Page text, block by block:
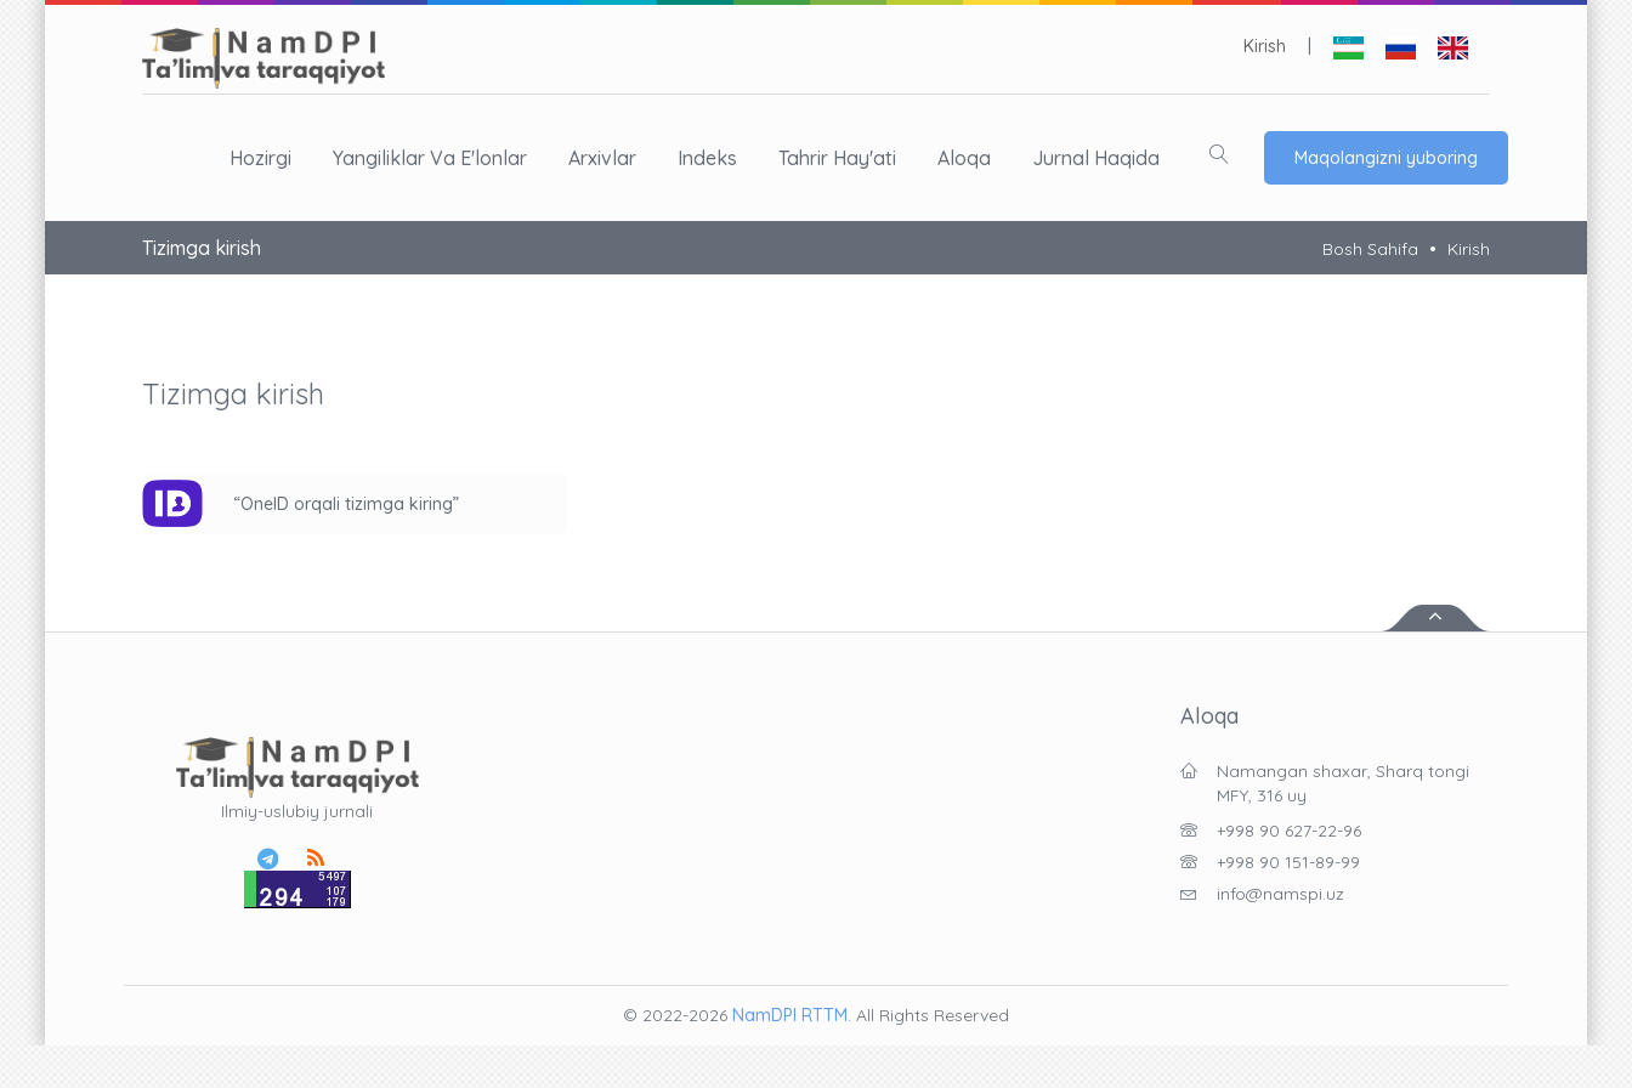
Kirish
Hozirgi Yangiliklar Va E'lonlar Arxivlar Indeks Tahrir Hay'ati Aloqa Jurnal Haqida Maqolangizni yuboring
Tizimga kirish Bosh Sahifa Kirish
Tizimga kirish
“OneID orqali tizimga kiring”
Ilmiy-uslubiy jurnali
Aloqa
Namangan shaxar, Sharq tongi
MFY, 316 uy
+998 90 627-22-96
+998 90 151-89-99
info@namspi.uz
© 2022-2026 NamDPI RTTM. All Rights Reserved